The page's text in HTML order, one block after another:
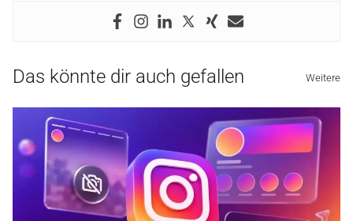
Das könnte dir auch gefallen Weitere